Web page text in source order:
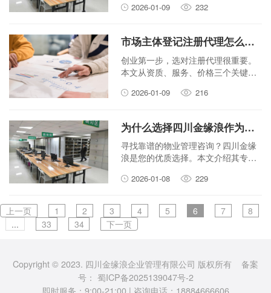
包括职业规划和升学指导。帮助大家
2026-01-09 232
市场主体登记注册代理怎么选？这3个关键点必须看
创业第一步，选对注册代理很重要。
本文从资质、服务、价格三个关键
记注册代理，让创业少走弯路。
2026-01-09 216
为什么选择四川金缘浪作为您的物业管理咨询合作伙伴？
寻找靠谱的物业管理咨询？四川金缘
浪是您的优质选择。本文介绍其专业
决物业难题。
2026-01-08 229
上一页 1 2 3 4 5 6 7
8
...
33 34 下一页
Copyright © 2023. 四川金缘浪企业管理有限公司 版权所有 备案
号： 蜀ICP备2025139047号-2
即时服务：9:00-21:00 | 咨询电话：18884666606